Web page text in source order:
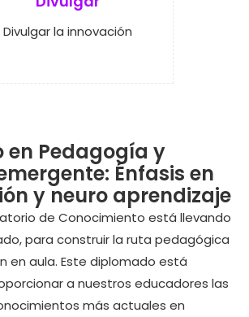
Divulgar la innovación
en Pedagogía y
Énfasis en
y neuro aprendizaje
de Conocimiento está llevando
para construir la ruta pedagógica
en aula. Este diplomado está
a nuestros educadores las
más actuales en